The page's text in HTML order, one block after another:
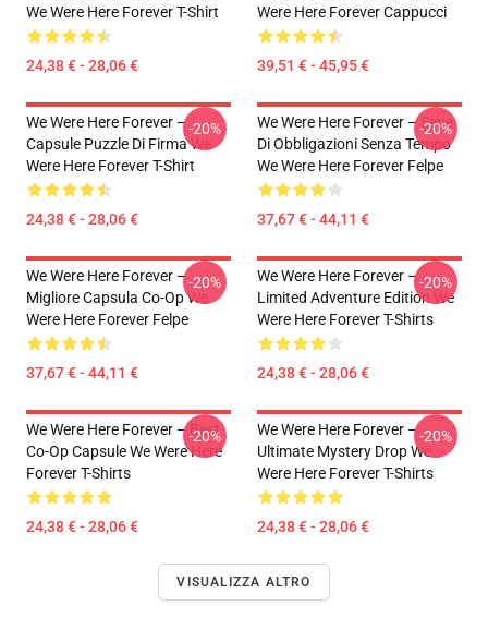
We Were Here Forever T-Shirt
24,38 € - 28,06 €
Were Here Forever Cappucci
39,51 € - 45,95 €
We Were Here Forever –
Capsule Puzzle Di Firma We
Were Here Forever T-Shirt
24,38 € - 28,06 €
-20%
We Were Here Forever – Serie
Di Obbligazioni Senza Tempo
We Were Here Forever Felpe
37,67 € - 44,11 €
-20%
We Were Here Forever –
Migliore Capsula Co-Op We
Were Here Forever Felpe
37,67 € - 44,11 €
-20%
We Were Here Forever –
Limited Adventure Edition We
Were Here Forever T-Shirts
24,38 € - 28,06 €
-20%
We Were Here Forever – Best
Co-Op Capsule We Were Here
Forever T-Shirts
24,38 € - 28,06 €
-20%
We Were Here Forever –
Ultimate Mystery Drop We
Were Here Forever T-Shirts
24,38 € - 28,06 €
-20%
VISUALIZZA ALTRO